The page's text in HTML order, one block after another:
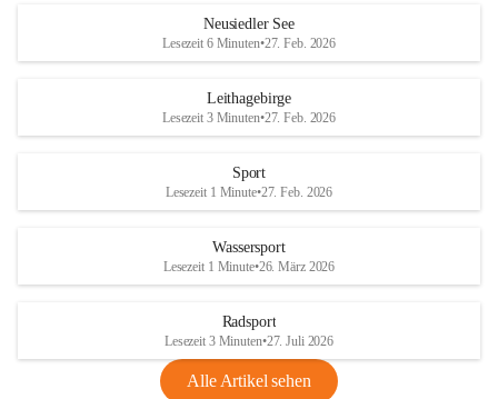
S
und den daraus folgenden wirtschaftlichen
Maßnahmen zur Bekämpfung
Rebe und der Amerikanischen
Anhang VBl. EU Nr. 18
1 Seite•1,4 MB
VBl. EU Nr. 18_2026
r
S
Neusiedler See
Lesezeit 6 Minuten•27. Feb. 2026
Leithagebirge
Lesezeit 3 Minuten•27. Feb. 2026
Sport
Lesezeit 1 Minute•27. Feb. 2026
Wassersport
Lesezeit 1 Minute•26. März 2026
Radsport
Lesezeit 3 Minuten•27. Juli 2026
Alle Artikel sehen